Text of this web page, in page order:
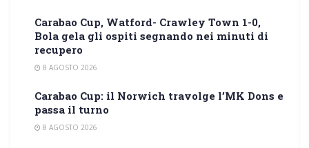
Carabao Cup, Watford- Crawley Town 1-0,
Bola gela gli ospiti segnando nei minuti di
recupero
8 AGOSTO 2026
Carabao Cup: il Norwich travolge l’MK Dons e
passa il turno
8 AGOSTO 2026